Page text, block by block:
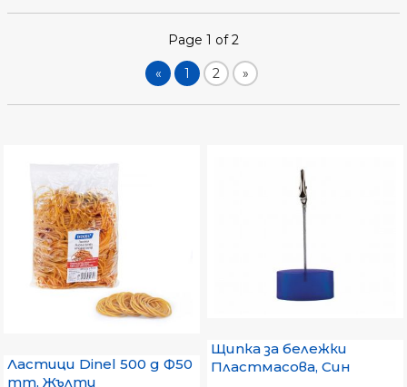
Page 1 of 2
« 1 2 »
Ластици Dinel 500 g Ф50
mm, Жълти
Щипка за бележки
Пластмасова, Син